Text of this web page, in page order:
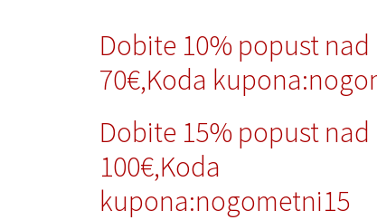
Dobite 10% popust nad
70€,Koda
Dobite 15% popust nad
100€,Koda
kupona:nogometni15